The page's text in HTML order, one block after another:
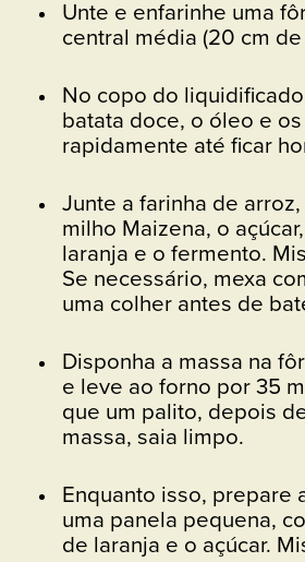
Unte e enfarinhe uma
central média (20 cm
No copo do
batata doce, o óleo e
rapidamente até ficar
Junte a farinha de
milho Maizena, o
laranja e o fermento.
Se necessário, mexa
uma colher antes de
Disponha a massa na
e leve ao forno por 35
que um palito, depois
massa, saia limpo.
Enquanto isso, prepare
uma panela pequena,
de laranja e o açúcar.